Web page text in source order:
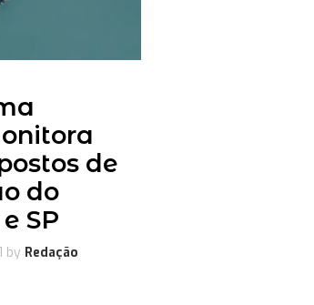
de
do
SP
by Redação